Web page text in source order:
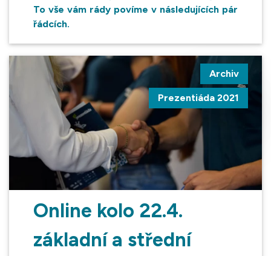
To vše vám rády povíme v následujících pár
řádcích.
Archiv
Prezentiáda 2021
Online kolo 22.4.
základní a střední